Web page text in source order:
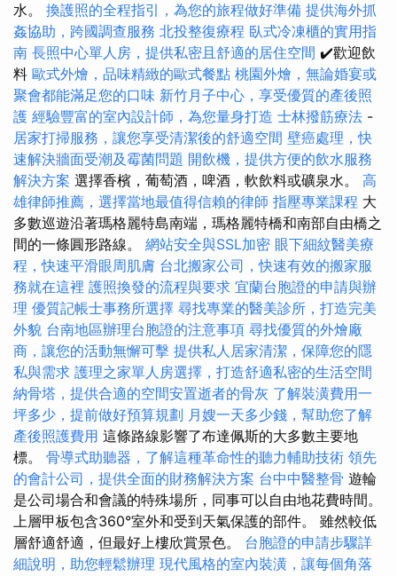
水。 換護照的全程指引，為您的旅程做好準備 提供海外抓
姦協助，跨國調查服務 北投整復療程 臥式冷凍櫃的實用指
南 長照中心單人房，提供私密且舒適的居住空間 ✔️歡迎飲
料 歐式外燴，品味精緻的歐式餐點 桃園外燴，無論婚宴或
聚會都能滿足您的口味 新竹月子中心，享受優質的產後照
護 經驗豐富的室內設計師，為您量身打造 士林撥筋療法 -
居家打掃服務，讓您享受清潔後的舒適空間 壁癌處理，快
速解決牆面受潮及霉菌問題 開飲機，提供方便的飲水服務
解決方案 選擇香檳，葡萄酒，啤酒，軟飲料或礦泉水。 高
雄律師推薦，選擇當地最值得信賴的律師 指壓專業課程 大
多數巡遊沿著瑪格麗特島南端，瑪格麗特橋和南部自由橋之
間的一條圓形路線。 網站安全與SSL加密 眼下細紋醫美療
程，快速平滑眼周肌膚 台北搬家公司，快速有效的搬家服
務就在這裡 護照換發的流程與要求 宜蘭台胞證的申請與辦
理 優質記帳士事務所選擇 尋找專業的醫美診所，打造完美
外貌 台南地區辦理台胞證的注意事項 尋找優質的外燴廠
商，讓您的活動無懈可擊 提供私人居家清潔，保障您的隱
私與需求 護理之家單人房選擇，打造舒適私密的生活空間
納骨塔，提供合適的空間安置逝者的骨灰 了解裝潢費用一
坪多少，提前做好預算規劃 月嫂一天多少錢，幫助您了解
產後照護費用 這條路線影響了布達佩斯的大多數主要地
標。 骨導式助聽器，了解這種革命性的聽力輔助技術 領先
的會計公司，提供全面的財務解決方案 台中中醫整骨 遊輪
是公司場合和會議的特殊場所，同事可以自由地花費時間。
上層甲板包含360°室外和受到天氣保護的部件。 雖然較低
層舒適舒適，但最好上樓欣賞景色。 台胞證的申請步驟詳
細說明，助您輕鬆辦理 現代風格的室內裝潢，讓每個角落